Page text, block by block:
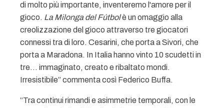
di molto più importante, inventeremo l'amore per il
gioco. La Milonga del Fútbolè un omaggio alla
creolizzazione del gioco attraverso tre giocatori
connessi tra di loro. Cesarini, che porta a Sivori, che
porta a Maradona. In Italia hanno vinto 10 scudetti in
tre... immaginato, creato e ribaltato mondi.
Irresistibile” commenta così Federico Buffa.
“Tra continui rimandi e asimmetrie temporali, con le